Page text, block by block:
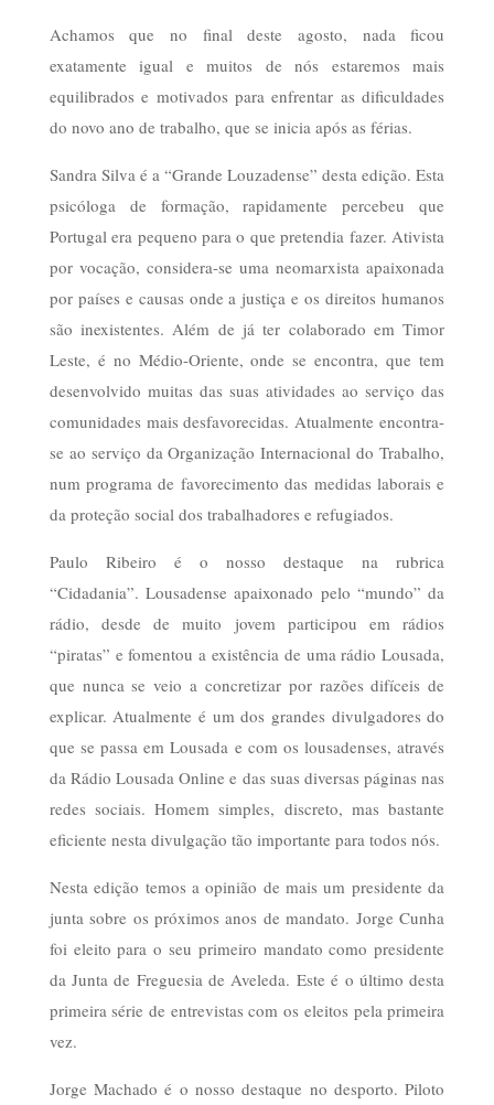
Achamos que no final deste agosto, nada ficou
exatamente igual e muitos de nós estaremos mais
equilibrados e motivados para enfrentar as dificuldades
do novo ano de trabalho, que se inicia após as férias.
Sandra Silva é a “Grande Louzadense” desta edição. Esta
psicóloga de formação, rapidamente percebeu que
Portugal era pequeno para o que pretendia fazer. Ativista
por vocação, considera-se uma neomarxista apaixonada
por países e causas onde a justiça e os direitos humanos
são inexistentes. Além de já ter colaborado em Timor
Leste, é no Médio-Oriente, onde se encontra, que tem
desenvolvido muitas das suas atividades ao serviço das
comunidades mais desfavorecidas. Atualmente encontra-
se ao serviço da Organização Internacional do Trabalho,
num programa de favorecimento das medidas laborais e
da proteção social dos trabalhadores e refugiados.
Paulo Ribeiro é o nosso destaque na rubrica
“Cidadania”. Lousadense apaixonado pelo “mundo” da
rádio, desde de muito jovem participou em rádios
“piratas” e fomentou a existência de uma rádio Lousada,
que nunca se veio a concretizar por razões difíceis de
explicar. Atualmente é um dos grandes divulgadores do
que se passa em Lousada e com os lousadenses, através
da Rádio Lousada Online e das suas diversas páginas nas
redes sociais. Homem simples, discreto, mas bastante
eficiente nesta divulgação tão importante para todos nós.
Nesta edição temos a opinião de mais um presidente da
junta sobre os próximos anos de mandato. Jorge Cunha
foi eleito para o seu primeiro mandato como presidente
da Junta de Freguesia de Aveleda. Este é o último desta
primeira série de entrevistas com os eleitos pela primeira
vez.
Jorge Machado é o nosso destaque no desporto. Piloto